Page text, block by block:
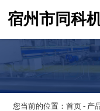
宿州市同科
您当前的位置：首页- 产